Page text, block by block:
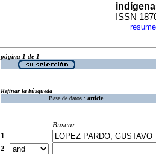
ISSN
·
página 1 de 1
Refinar la búsqueda
Base de datos : article
Buscar
1
2